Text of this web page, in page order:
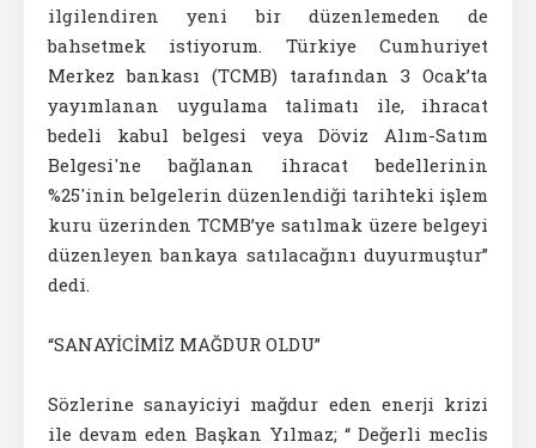
ilgilendiren yeni bir düzenlemeden de
bahsetmek istiyorum. Türkiye Cumhuriyet
Merkez bankası (TCMB) tarafından 3 Ocak’ta
yayımlanan uygulama talimatı ile, ihracat
bedeli kabul belgesi veya Döviz Alım-Satım
Belgesi'ne bağlanan ihracat bedellerinin
%25'inin belgelerin düzenlendiği tarihteki işlem
kuru üzerinden TCMB’ye satılmak üzere belgeyi
düzenleyen bankaya satılacağını duyurmuştur”
dedi.
“SANAYİCİMİZ MAĞDUR OLDU”
Sözlerine sanayiciyi mağdur eden enerji krizi
ile devam eden Başkan Yılmaz; “ Değerli meclis